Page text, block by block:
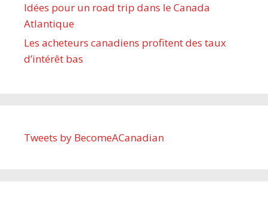
Idées pour un road trip dans le Canada
Atlantique
Les acheteurs canadiens profitent des taux
d’intérêt bas
Tweets by BecomeACanadian